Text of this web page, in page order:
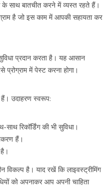
के साथ बातचीत करने में व्यस्त रहते हैं।
है जो इस काम में आपकी सहायता कर
प्रदान करता है। यह आसान
में पेस्ट करना होगा।
उदाहरण स्वरूप:
रिकॉर्डिंग की भी सुविधा।
हैं।
विकल्प है। याद रखें कि लाइवस्ट्रीमिंग
को अपनाकर आप अपनी चाहिता